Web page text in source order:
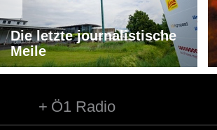
Die letzte journalistische
Meile
Ö1 Radio